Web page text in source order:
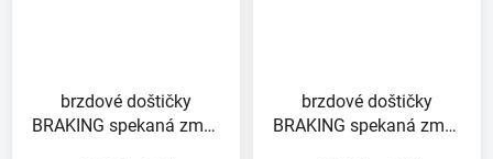
brzdové doštičky
BRAKING spekaná zmes
brzdové doštičky
BRAKING spekaná zmes